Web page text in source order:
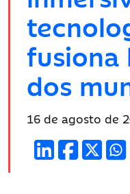
fusiona
dos
Fecha
publicación:
16 de agosto de